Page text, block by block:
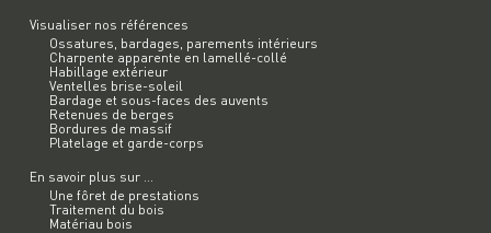
Visualiser nos références
Ossatures, bardages, parements intérieurs
Charpente apparente en lamellé-collé
Habillage extérieur
Ventelles brise-soleil
Bardage et sous-faces des auvents
Retenues de berges
Bordures de massif
Platelage et garde-corps
En savoir plus sur ...
Une fôret de prestations
Traitement du bois
Matériau bois